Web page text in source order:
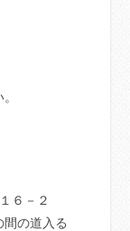
６－２
の道入る